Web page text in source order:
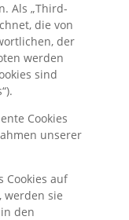
Als „Third-
die von
der
werden
sind
Cookies
unserer
Cookies auf
werden sie
den